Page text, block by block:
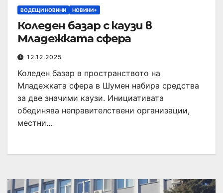
ВОДЕЩИ НОВИНИ НОВИНИ+
Коледен базар с каузи в
Младежката сфера
12.12.2025
Коледен базар в пространството на
Младежката сфера в Шумен набира средства
за две значими каузи. Инициативата
обединява неправителствени организации,
местни…